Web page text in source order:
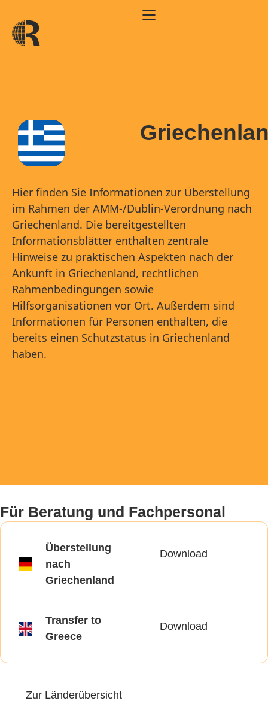
Hier finden Sie Informationen zur Überstellung
im Rahmen der AMM-/Dublin-Verordnung nach
Griechenland. Die bereitgestellten
Informationsblätter enthalten zentrale
Hinweise zu praktischen Aspekten nach der
Ankunft in Griechenland, rechtlichen
Rahmenbedingungen sowie
Hilfsorganisationen vor Ort. Außerdem sind
Informationen für Personen enthalten, die
bereits einen Schutzstatus in Griechenland
haben.
Für Beratung und Fachpersonal
Überstellung
nach
Griechenland
Download
Transfer to
Greece
Download
Zur Länderübersicht